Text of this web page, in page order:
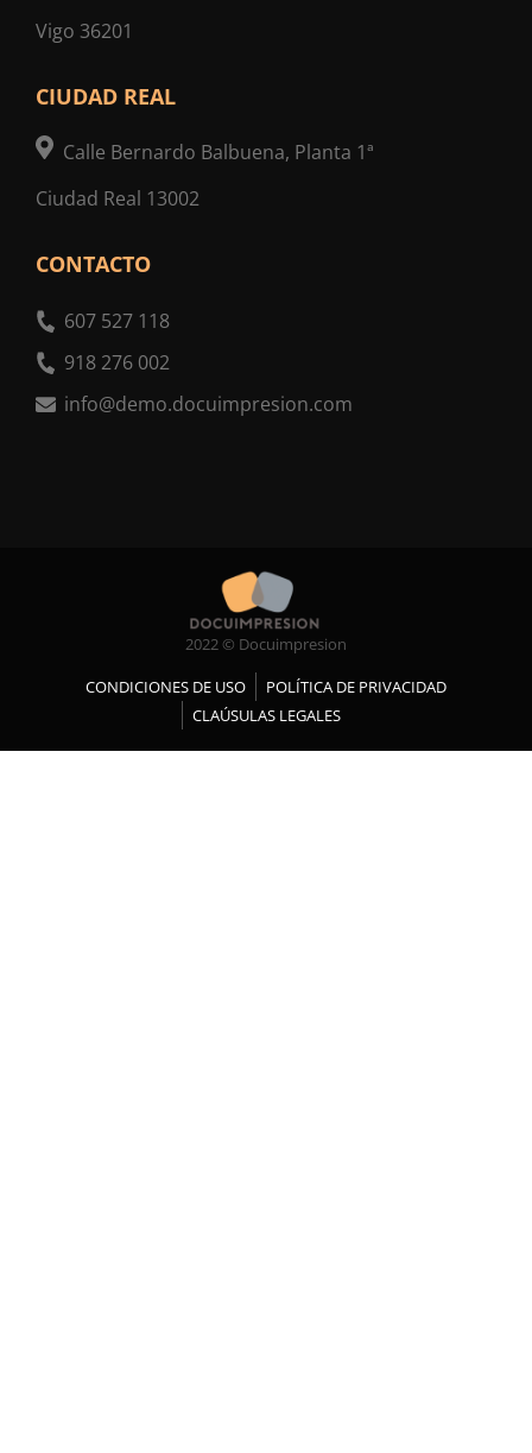
Vigo 36201
CIUDAD REAL
Calle Bernardo Balbuena, Planta 1ª
Ciudad Real 13002
CONTACTO
607 527 118
918 276 002
info@demo.docuimpresion.com
2022 © Docuimpresion
CONDICIONES DE USO
POLÍTICA DE PRIVACIDAD
CLAÚSULAS LEGALES